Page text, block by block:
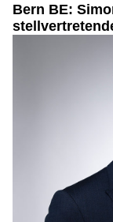
Bern BE: